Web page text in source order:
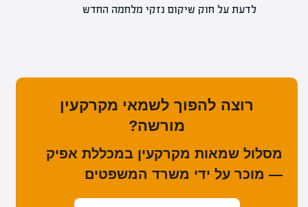
לדעת על חוק שיקום נזקי מלחמה החדש
רוצה להפוך לשמאי מקרקעין
מורשה?
מסלול שמאות מקרקעין במכללת אפיק
— מוכר על ידי משרד המשפטים